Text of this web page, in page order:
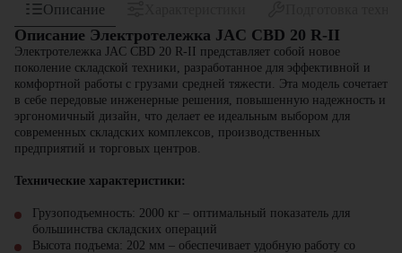
Описание
Описание Электротележка JAC CBD 20 R-II
Электротележка JAC CBD 20 R-II
представляет собой новое
поколение складской техники, разработанное для эффективной и
комфортной работы с грузами средней тяжести. Эта модель сочетает
в себе передовые инженерные решения, повышенную надежность и
эргономичный дизайн, что делает ее идеальным выбором для
современных складских комплексов, производственных
предприятий и торговых центров.
Технические характеристики:
Грузоподъемность: 2000 кг – оптимальный показатель для
большинства складских операций
Высота подъема: 202 мм – обеспечивает удобную работу со